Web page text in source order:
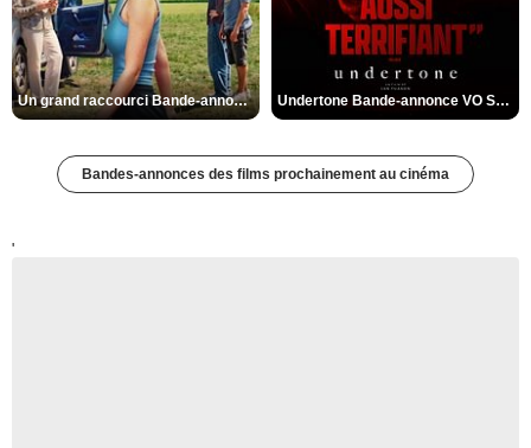
Un grand raccourci Bande-annonce VF Undertone Bande-annonce VO STFR
Bandes-annonces des films prochainement au cinéma
'